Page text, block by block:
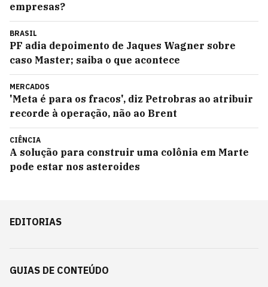
empresas?
BRASIL
PF adia depoimento de Jaques Wagner sobre
caso Master; saiba o que acontece
MERCADOS
'Meta é para os fracos', diz Petrobras ao atribuir
recorde à operação, não ao Brent
CIÊNCIA
A solução para construir uma colônia em Marte
pode estar nos asteroides
EDITORIAS
GUIAS DE CONTEÚDO